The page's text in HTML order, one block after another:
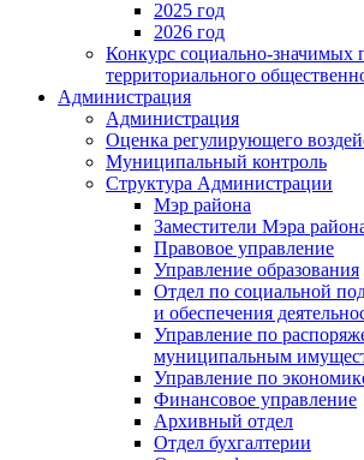
2025 год
2026 год
Конкурс социально-значимых
территориального
Администрация
Администрация
Оценка регулирующего
Муниципальный контроль
Структура Администрации
Мэр района
Заместители Мэра
Правовое управление
Управление образования
Отдел по социальной
и обеспечения
Управление по
муниципальным
Управление по
Финансовое управление
Архивный отдел
Отдел бухгалтерии